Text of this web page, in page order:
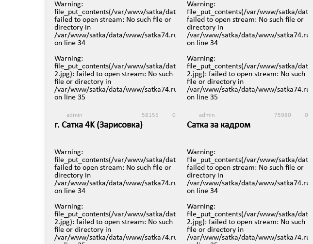
Warning:
file_put_contents(/var/www/satka/data/www/satka74.ru/images/video/147.jpg):
failed to open stream: No such file or
directory in
/var/www/satka/data/www/satka74.ru/protected/views/mobreporter/index.php
on line 34
Warning:
file_put_contents(/var/www/satka/data/www/satka74.ru/images/video/147-
2.jpg): failed to open stream: No such
file or directory in
/var/www/satka/data/www/satka74.ru/protected/views/mobreporter/index.php
on line 35
admin 58155 0
г. Сатка 4K (Зарисовка)
Warning:
file_put_contents(/var/www/satka/
failed to open stream: No such file or
directory in
/var/www/satka/data/www/
on line 34
Warning:
file_put_contents(/var/www/satka/
2.jpg): failed to open stream: No such
file or directory in
/var/www/satka/data/www/
on line 35
admin 75980 0
Сатка за кадром
Warning:
file_put_contents(/var/www/satka/data/www/satka74.ru/images/video/143.jpg):
failed to open stream: No such file or
directory in
/var/www/satka/data/www/satka74.ru/protected/views/mobreporter/index.php
on line 34
Warning:
file_put_contents(/var/www/satka/data/www/satka74.ru/images/video/143-
2.jpg): failed to open stream: No such
file or directory in
/var/www/satka/data/www/satka74.ru/protected/views/mobreporter/index.php
Warning:
file_put_contents(/var/www/satka/
failed to open stream: No such file or
directory in
/var/www/satka/data/www/
on line 34
Warning:
file_put_contents(/var/www/satka/
2.jpg): failed to open stream: No such
file or directory in
/var/www/satka/data/www/